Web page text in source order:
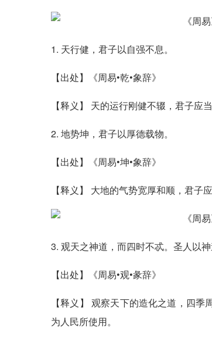
1. 天行健，君子以自强不息。
【出处】《周易•乾•象辞》
【释义】 天的运行刚健不辍，君子应
2. 地势坤，君子以厚德载物。
【出处】《周易•坤•象辞》
【释义】 大地的气势宽厚和顺，君子
3. 观天之神道，而四时不忒。圣人以神
【出处】《周易•观•彖辞》
【释义】 观察天下的造化之道，四
为人民所使用。